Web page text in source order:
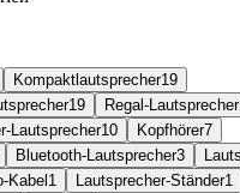
Kompaktlautsprecher19
19 Regal-Lautsprecher
Lautsprecher10 Kopfhörer7
Bluetooth-Lautsprecher3
Kabel 1 Lautsprecher-Ständer1